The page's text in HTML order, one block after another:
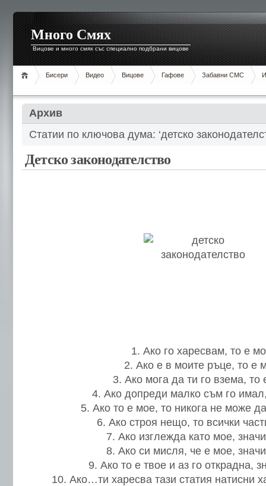
Много Смях
Вицове и много смях със специално подбрани вицове
Бисери Видео Вицове Гафове Забавни СМС
Архив
Статии по ключова дума: ‘детско
Детско законодателство
1. Ако го харесвам, то е
2. Ако е в моите ръце, то е
3. Ако мога да ти го взема, то
4. Ако допреди малко съм го
5. Ако то е мое, то никога не може
6. Ако строя нещо, то всички
7. Ако изглежда като мое,
8. Ако си мисля, че е мое,
9. Ако то е твое и аз го открадна,
10. Ако…ти харесва тази статия натисни